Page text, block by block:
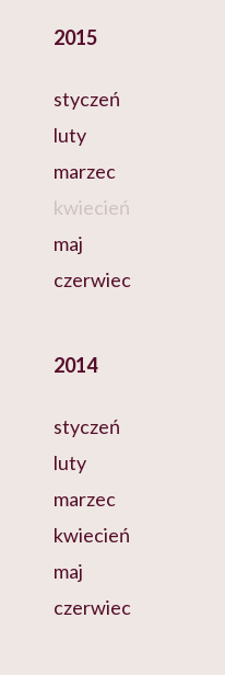
2015
styczeń
luty
marzec
kwiecień
maj
czerwiec
2014
styczeń
luty
marzec
kwiecień
maj
czerwiec